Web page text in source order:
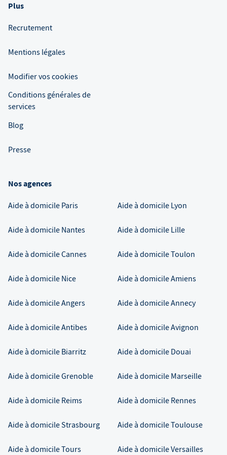
Plus
Recrutement
Mentions légales
Modifier vos cookies
Conditions générales de
services
Blog
Presse
Nos agences
Aide à domicile Paris Aide à domicile Lyon
Aide à domicile Nantes Aide à domicile Lille
Aide à domicileCannes Aide à domicileToulon
Aide à domicile Nice Aide à domicileAmiens
Aide à domicileAngers Aide à domicileAnnecy
Aide à domicileAntibes Aide à domicileAvignon
Aide à domicile Biarritz Aide à domicile Douai
Aide à domicileGrenoble Aide à domicile Marseille
Aide à domicile Reims Aide à domicile Rennes
Aide à domicileStrasbourg Aide à domicileToulouse
Aide à domicileTours Aide à domicileVersailles